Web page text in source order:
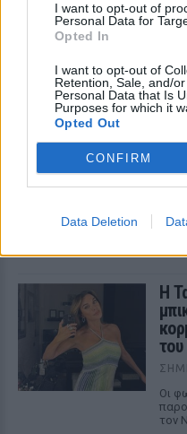
I want to opt-out of
Personal Data for
Opted In
I want to opt-out of
Retention, Sale, and/
Personal Data that Is
Purposes for which it
Opted Out
CONFIRM
Data Deletion
Το μαροκινό χωριό
Nolan, Yunkai για το
σκηνικό για το
Από το «Lawrence of
Αΐτ Μπεν Χαντού έχει
κινηματογραφικής ιστορίας
Η
του
Οι
τον